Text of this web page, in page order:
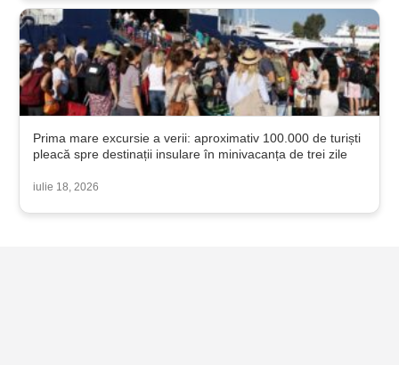
Prima mare excursie a verii: aproximativ 100.000 de turiști
pleacă spre destinații insulare în minivacanța de trei zile
iulie 18, 2026